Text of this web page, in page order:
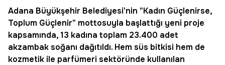
Adana Büyükşehir Belediyesi'nin "Kadın Güçlenirse,
Toplum Güçlenir" mottosuyla başlattığı yeni proje
kapsamında, 13 kadına toplam 23.400 adet
akzambaksoğanı dağıtıldı. Hem süs bitkisi hem de
kozmetik ile parfümeri sektöründe kullanılan